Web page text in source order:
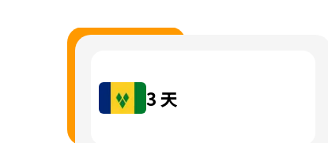
3 天